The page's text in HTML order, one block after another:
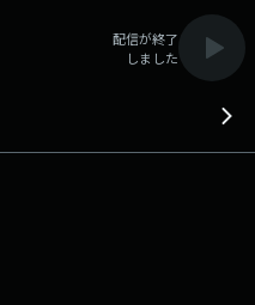
」twitterアカウントは
配信が終了
しました